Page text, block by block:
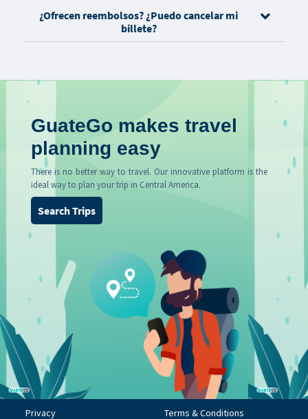
¿Ofrecen reembolsos? ¿Puedo cancelar mi
billete?
GuateGo makes travel
planning easy
There is no better way to travel. Our innovative platform is the
ideal way to plan your trip in Central America.
Search Trips
Privacy Terms & Conditions